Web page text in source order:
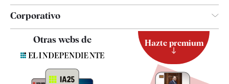
Corporativo
Otras webs de Hazte premium